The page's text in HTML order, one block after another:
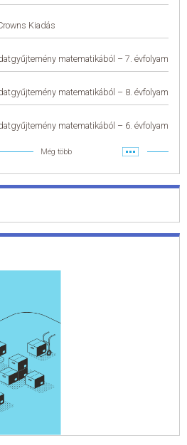
Kiadás
matematikából – 7. évfolyam
matematikából – 8. évfolyam
matematikából – 6. évfolyam
Még több